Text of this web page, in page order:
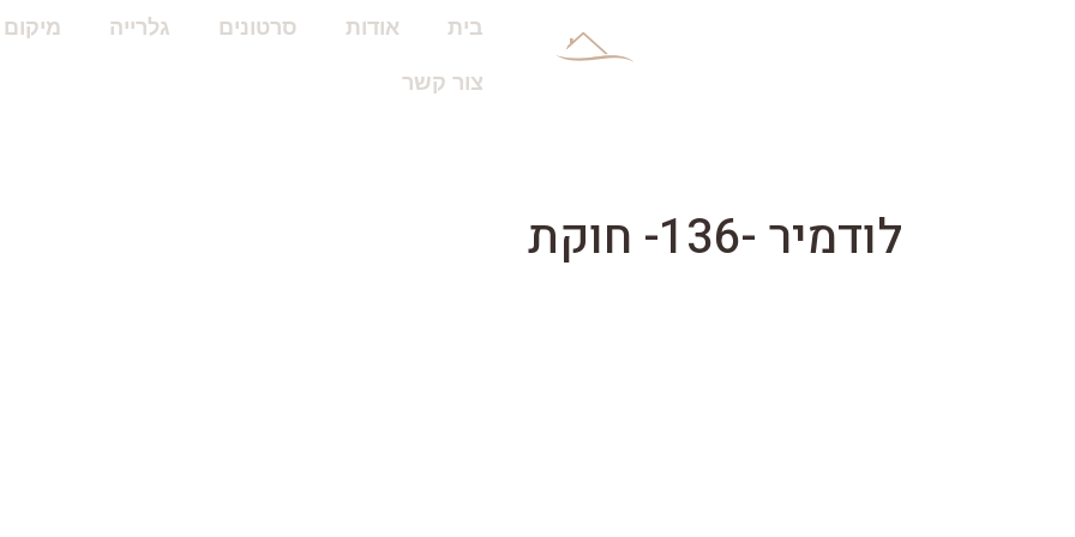
בית אודות סרטונים גלרייה מיקום
צור קשר
לודמיר -136- חוקת